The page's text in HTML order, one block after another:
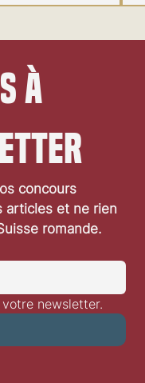
à Locarno79
à
concours
articles et ne rien
romande.
newsletter.